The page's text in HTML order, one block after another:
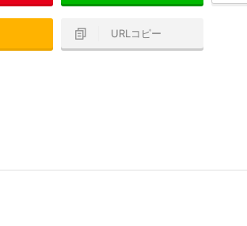
URLコピー